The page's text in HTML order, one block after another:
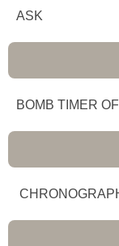
ASK
BOMB TIMER